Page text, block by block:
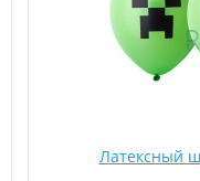
Латексный